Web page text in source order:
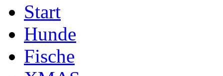
Start
Hunde
Fische